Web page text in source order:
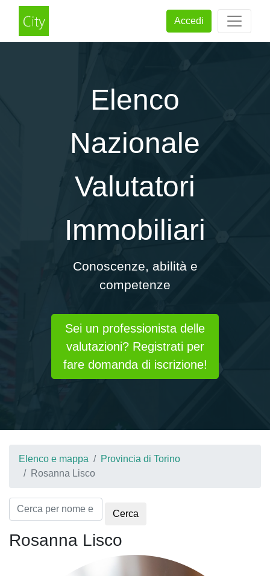
Accedi
Elenco
Nazionale
Valutatori
Immobiliari
Conoscenze, abilità e
competenze
Sei un professionista delle
valutazioni? Registrati per
fare domanda di iscrizione!
Elenco e mappa
Provincia di Torino
Rosanna Lisco
Cerca
Rosanna Lisco